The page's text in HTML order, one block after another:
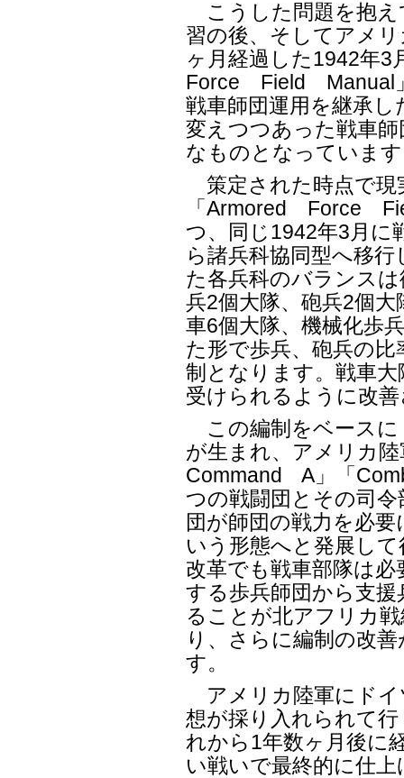
こうした問題を抱え
習の後、そしてアメ
ヶ月経過した1942年
Force Field Manual
戦車師団運用を継承
変えつつあった戦車
なものとなっていま
策定された時点で現
「Armored Force
つ、同じ1942年3月に
ら諸兵科協同型へ移
た各兵科のバランス
兵2個大隊、砲兵2個
車6個大隊、機械化歩
た形で歩兵、砲兵の
制となります。戦車
受けられるように改
この編制をベース
が生まれ、アメリカ
Command A」「
つの戦闘団とその司
団が師団の戦力を必
いう形態へと発展し
改革でも戦車部隊は
する歩兵師団から支
ることが北アフリカ
り、さらに編制の改
す。
アメリカ陸軍にドイ
想が採り入れられて
れから1年数ヶ月後に
い戦いで最終的に仕